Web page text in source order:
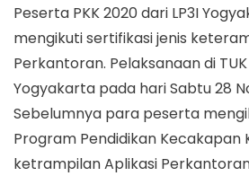
e
d
o
n
m
b
e
r
4
,
2
e
d
i
n
Peserta PKK 2020 dari LP3I
mengikuti sertifikasi jenis
Perkantoran. Pelaksanaan di
Yogyakarta pada hari Sabtu 28
Sebelumnya para peserta
Program Pendidikan Kecakapan
ketrampilan Aplikasi